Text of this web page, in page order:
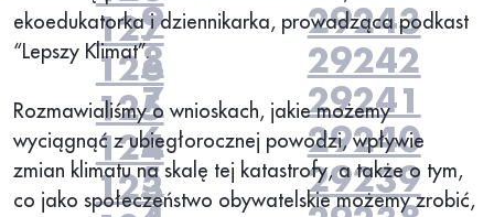
9
8
7
6
5
29243
29242
29241
29240
29239
127
126
125
124
123
ekoedukatorka i dziennikarka, prowadząca podkast
“Lepszy Klimat”.
Rozmawialiśmy o wnioskach, jakie możemy
wyciągnąć z ubiegłorocznej powodzi, wpływie
zmian klimatu na skalę tej katastrofy, a także o tym,
co jako społeczeństwo obywatelskie możemy zrobić,